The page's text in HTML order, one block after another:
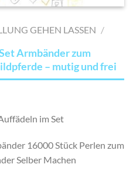
AUF MEINE
SETZEN
GEHEN LASSEN /
Armbänder zum
– mutig und frei
im Set
16000 Stück Perlen zum
Selber Machen